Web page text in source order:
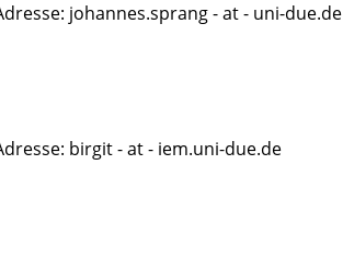
johannes.sprang - at - uni-due.de
birgit - at - iem.uni-due.de